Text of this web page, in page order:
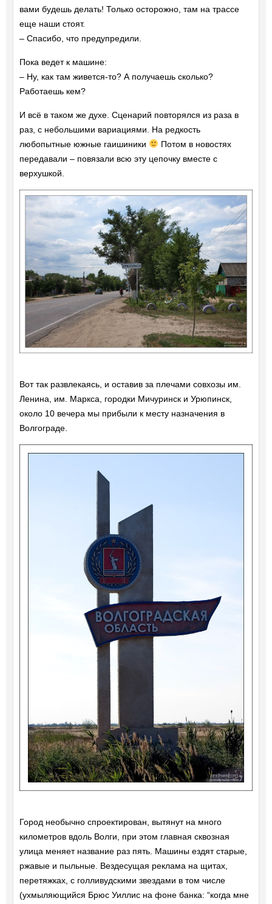
вами будешь делать! Только осторожно, там на трассе
еще наши стоят.
– Спасибо, что предупредили.
Пока ведет к машине:
– Ну, как там живется-то? А получаешь сколько?
Работаешь кем?
И всё в таком же духе. Сценарий повторялся из раза в
раз, с небольшими вариациями. На редкость
любопытные южные гаишиники
Потом в новостях
передавали – повязали всю эту цепочку вместе с
верхушкой.
Вот так развлекаясь, и оставив за плечами совхозы им.
Ленина, им. Маркса, городки Мичуринск и Урюпинск,
около 10 вечера мы прибыли к месту назначения в
Волгограде.
Город необычно спроектирован, вытянут на много
километров вдоль Волги, при этом главная сквозная
улица меняет название раз пять. Машины ездят старые,
ржавые и пыльные. Вездесущая реклама на щитах,
перетяжках, с голливудскими звездами в том числе
(ухмыляющийся Брюс Уиллис на фоне банка: “когда мне